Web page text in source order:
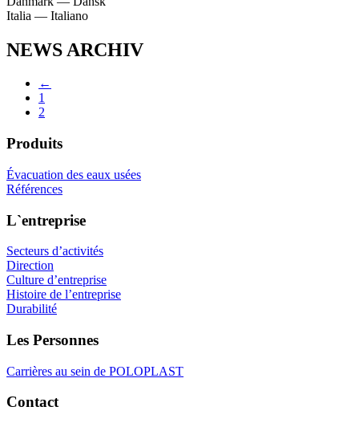
Italia — Italiano
NEWS ARCHIV
←
1
2
Produits
Évacuation des eaux usées
Références
L`entreprise
Secteurs d’activités
Direction
Culture d’entreprise
Histoire de l’entreprise
Durabilité
Les Personnes
Carrières au sein de POLOPLAST
Contact